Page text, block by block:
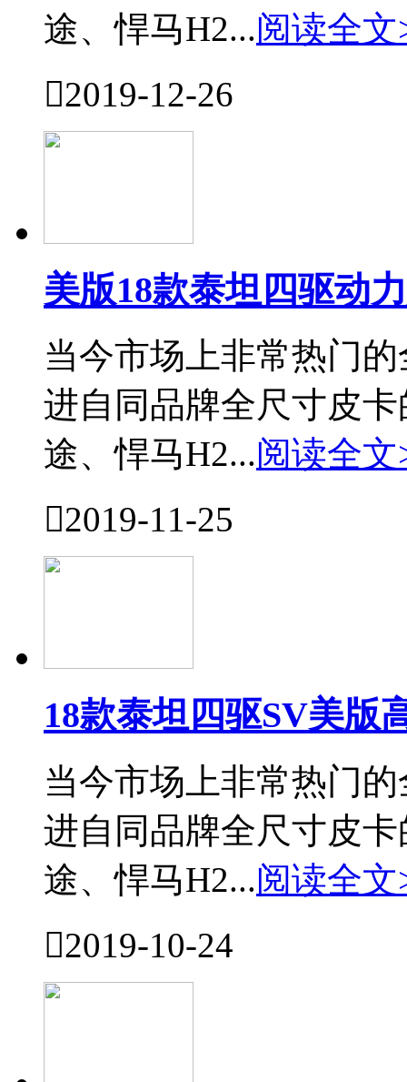
途、悍马H2...阅读全文
2019-12-26
美版18款泰坦四驱动
当今市场上非常热门
进自同品牌全尺寸皮
途、悍马H2...阅读全文
2019-11-25
18款泰坦四驱SV美版
当今市场上非常热门
进自同品牌全尺寸皮
途、悍马H2...阅读全文
2019-10-24